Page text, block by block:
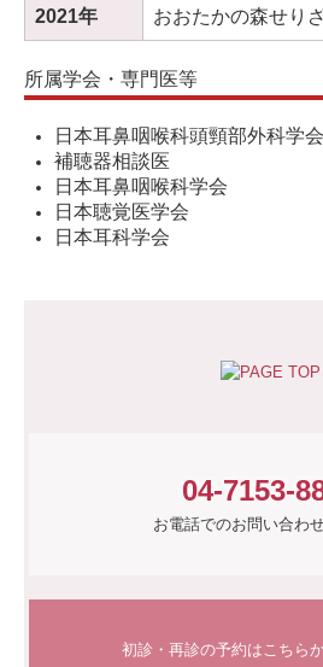
2021年 おおたかの森せり
所属学会・専門医等
日本耳鼻咽喉科頭頸部外科学
補聴器相談医
日本耳鼻咽喉科学会
日本聴覚医学会
日本耳科学会
04-7153-
お電話でのお問い合わ